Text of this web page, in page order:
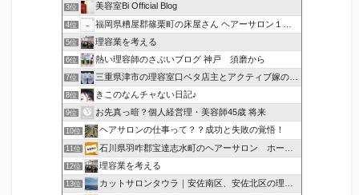
3位 美容室Bi Official Blog
4位 福岡県糟屋郡篠栗町の床屋さん ヘアーサロン１２３公式ブログ
5位 理容業を考える
6位 熱い理容師のさぶいブログ 神戸 須磨から
7位 三重県津市の理容室口ベタ店主とアクティブ嫁のblog
8位 きこのなんチャない日記♪
9位 お先真っ暗？個人経営理・美容師45歳 将来
10位 ヘアサロンの仕事って？？成功と失敗の覚悟！
11位 石川県羽咋郡宝達志水町のヘアーサロン ホープヘアーズ
12位 理容業を考える
13位 カットサロンタウラ｜安佐南区、安佐北区の理美容院